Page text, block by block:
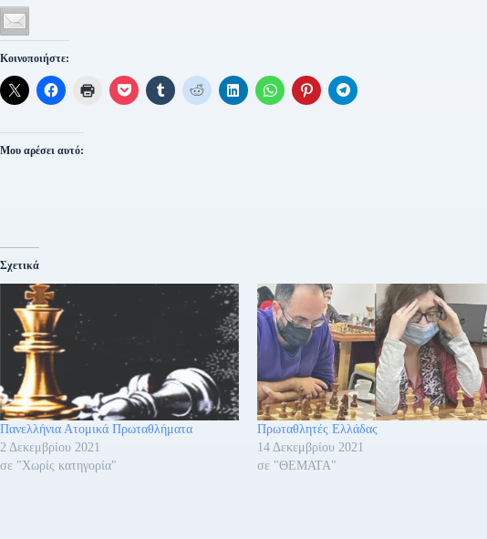
Κοινοποιήστε:
Μου αρέσει αυτό:
Σχετικά
Πανελλήνια Ατομικά Πρωταθλήματα
2 Δεκεμβρίου 2021
σε "Χωρίς κατηγορία"
Πρωταθλητές Ελλάδας
14 Δεκεμβρίου 2021
σε "ΘΕΜΑΤΑ"